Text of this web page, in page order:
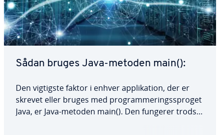
Sådan bruges Java-metoden main():
Den vigtigste faktor i enhver ap­pli­ka­tion, der er
skrevet eller bruges med pro­gram­me­rings­spro­get
Java, er Java-metoden main(). Den fungerer trods